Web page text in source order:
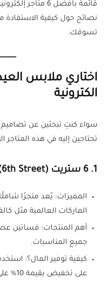
قائمة بأفضل 6
نصائح حول كيفية الاستفادة
تسوقك.
الكترونية
سواء كنتِ تبحثين عن تصاميم
تحتاجين إليه في هذه المتاجر
1. 6 ستريت (6th Street)
المميزات: يُعد متجرًا
الماركات العالمية مثل
أهم المنتجات: فساتين
جميع المناسبات.
كيفية توفير المال؟:
على تخفيض بقيمة 10% على جميع المنتجات.